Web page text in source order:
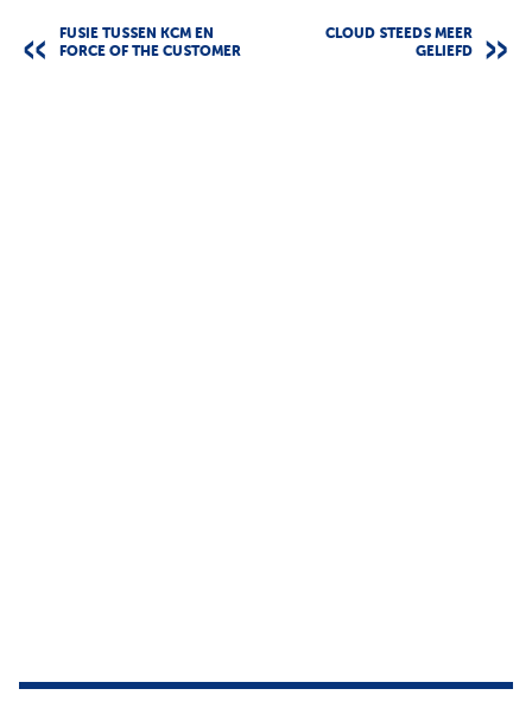
FUSIE TUSSEN KCM EN
FORCE OF THE CUSTOMER
CLOUD STEEDS MEER
GELIEFD